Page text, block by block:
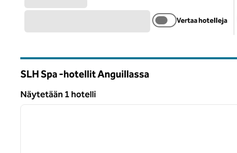
Vertaa hotelleja
SLH Spa -hotellit Anguillassa
Näytetään 1 hotelli
Näytetään 1 hotelli
1/10